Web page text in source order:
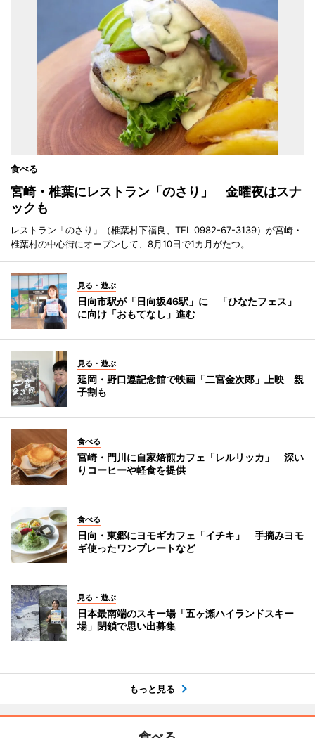
食べる
宮崎・椎葉にレストラン「のさり」 金曜夜はスナ
ックも
レストラン「のさり」（椎葉村下福良、TEL 0982-67-3139）が宮崎・
椎葉村の中心街にオープンして、8月10日で1カ月がたつ。
見る・遊ぶ
日向市駅が「日向坂46駅」に 「ひなたフェス」
に向け「おもてなし」進む
見る・遊ぶ
延岡・野口遵記念館で映画「二宮金次郎」上映 親
子割も
食べる
宮崎・門川に自家焙煎カフェ「レルリッカ」 深い
りコーヒーや軽食を提供
食べる
日向・東郷にヨモギカフェ「イチキ」 手摘みヨモ
ギ使ったワンプレートなど
見る・遊ぶ
日本最南端のスキー場「五ヶ瀬ハイランドスキー
場」閉鎖で思い出募集
もっと見る